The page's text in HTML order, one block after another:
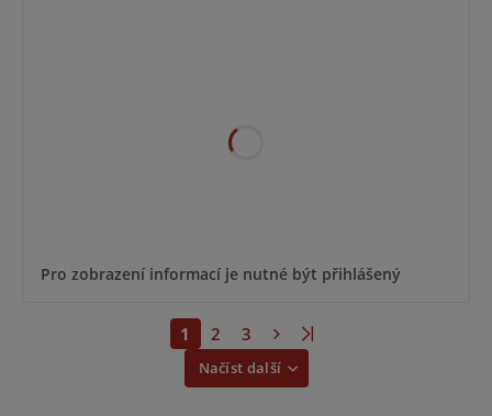
Pro zobrazení informací je nutné být přihlášený
Načíst další
1 2 3